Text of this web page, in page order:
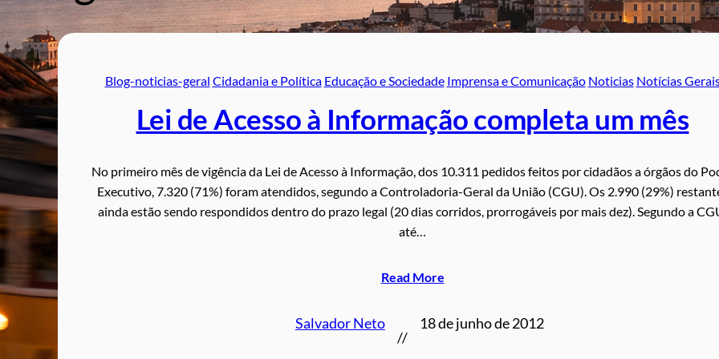
Blog-noticias-geral Cidadania e Política Educação e Sociedade Imprensa e Comunicação Noticias Notícias
Lei de Acesso à Informação completa um mês
No primeiro mês de vigência da Lei de Acesso à Informação, dos 10.311 pedidos feitos por cidadãos a órgãos do
Executivo, 7.320 (71%) foram atendidos, segundo a Controladoria-Geral da União (CGU). Os 2.990 (29%)
ainda estão sendo respondidos dentro do prazo legal (20 dias corridos, prorrogáveis por mais dez). Segundo a
até…
Read More
Salvador Neto
//
18 de junho de 2012